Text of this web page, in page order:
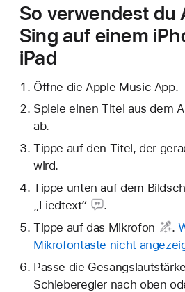
So verwendest du
Sing auf einem
iPad
Öffne die Apple Music App.
Spiele einen Titel aus dem
ab.
Tippe auf den Titel, der
wird.
Tippe unten auf dem
„Liedtext“
.
Tippe auf das Mikrofon .
Mikrofontaste nicht
Passe die
Schieberegler nach oben